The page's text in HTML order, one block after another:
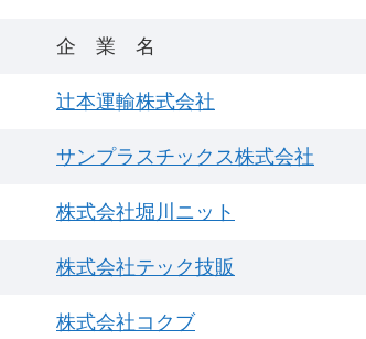
企 業 名
辻本運輸株式会社
サンプラスチックス株式会社
株式会社堀川ニット
株式会社テック技販
株式会社コクブ